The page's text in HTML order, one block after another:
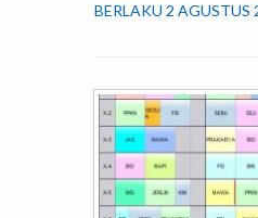
BERLAKU 2 AGUSTUS